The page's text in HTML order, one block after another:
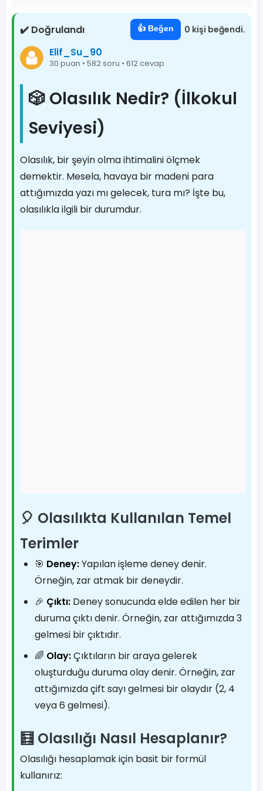
✔️ Doğrulandı 👍 Beğen 0 kişi beğendi.
Elif_Su_90
30 puan • 582 soru • 612 cevap
🎲 Olasılık Nedir? (İlkokul
Seviyesi)
Olasılık, bir şeyin olma ihtimalini ölçmek
demektir. Mesela, havaya bir madeni para
attığımızda yazı mı gelecek, tura mı? İşte bu,
olasılıkla ilgili bir durumdur.
🎈 Olasılıkta Kullanılan Temel
Terimler
🎯 Deney:Yapılan işleme deney denir.
Örneğin, zar atmak bir deneydir.
🎉 Çıktı: Deney sonucunda elde edilen her bir
duruma çıktı denir. Örneğin, zar attığımızda 3
gelmesi bir çıktıdır.
🌈 Olay:Çıktıların bir araya gelerek
oluşturduğu duruma olay denir. Örneğin, zar
attığımızda çift sayı gelmesi bir olaydır (2, 4
veya 6 gelmesi).
🧮 Olasılığı Nasıl Hesaplanır?
Olasılığı hesaplamak için basit bir formül
kullanırız: